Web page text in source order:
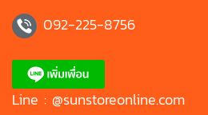
092-225-8756
Line : @sunstoreonline.com